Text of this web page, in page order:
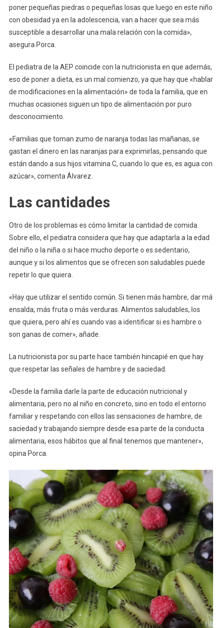
poner pequeñas piedras o pequeñas losas que luego en este niño
con obesidad ya en la adolescencia, van a hacer que sea más
susceptible a desarrollar una mala relación con la comida»,
asegura Porca.
El pediatra de la AEP coincide con la nutricionista en que además,
eso de poner a dieta, es un mal comienzo, ya que hay que «hablar
de modificaciones en la alimentación» de toda la familia, que en
muchas ocasiones siguen un tipo de alimentación por puro
desconocimiento.
«Familias que toman zumo de naranja todas las mañanas, se
gastan el dinero en las naranjas para exprimirlas, pensando que
están dando a sus hijos vitamina C, cuando lo que es, es agua con
azúcar», comenta Álvarez.
Las cantidades
Otro de los problemas es cómo limitar la cantidad de comida.
Sobre ello, el pediatra considera que hay que adaptarla a la edad
del niño o la niña o si hace mucho deporte o es sedentario,
aunque y si los alimentos que se ofrecen son saludables puede
repetir lo que quiera.
«Hay que utilizar el sentido común. Si tienen más hambre, dar má
ensalda, más fruta o más verduras. Alimentos saludables, los
que quiera, pero ahí es cuando vas a identificar si es hambre o
son ganas de comer», añade.
La nutricionista por su parte hace también hincapié en que hay
que respetar las señales de hambre y de saciedad.
«Desde la familia darle la parte de educación nutricional y
alimentaria, pero no al niño en concreto, sino en todo el entorno
familiar y respetando con ellos las sensaciones de hambre, de
saciedad y trabajando siempre desde esa parte de la conducta
alimentaria, esos hábitos que al final tenemos que mantener»,
opina Porca.